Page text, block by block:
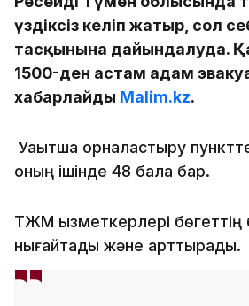
үздіксіз келіп жатыр, сол
тасқынына дайындалуда.
1500-ден астам адам
хабарлайды Malim.kz.
Уақытша орналастыру
оның ішінде 48 бала бар.
ТЖМ қызметкерлері бөгеттің
нығайтады және арттырады.